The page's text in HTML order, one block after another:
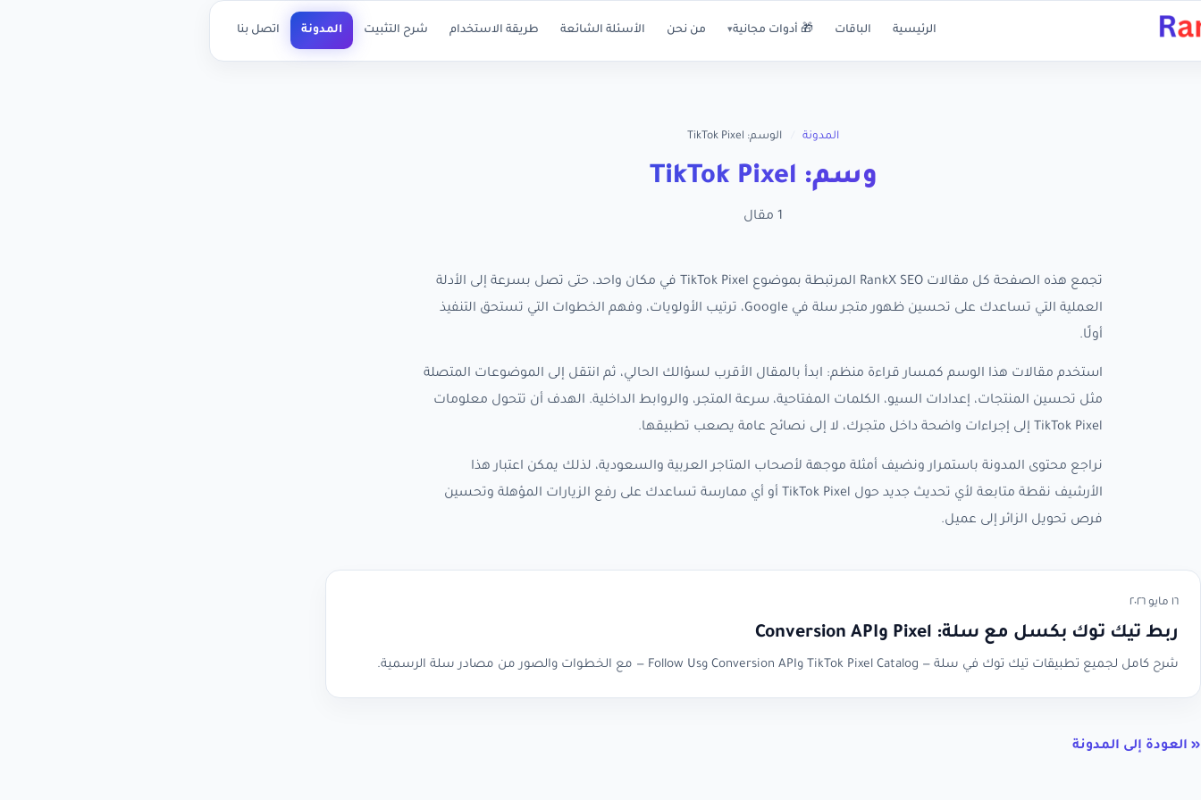
الرئيسية الباقات 🎁 أدوات مجانية▾ من نحن الأسئلة الشائعة طريقة الاستخدام شرح التثبيت المدونة اتصل بنا
المدونة الوسم: TikTok Pixel
وسم: TikTok Pixel
1 مقال
تجمع هذه الصفحة كل مقالات RankX SEO المرتبطة بموضوع TikTok Pixel في مكان واحد، حتى تصل بسرعة إلى الأدلة
العملية التي تساعدك على تحسين ظهور متجر سلة في Google، ترتيب الأولويات، وفهم الخطوات التي تستحق التنفيذ
أولًا.
استخدم مقالات هذا الوسم كمسار قراءة منظم: ابدأ بالمقال الأقرب لسؤالك الحالي، ثم انتقل إلى الموضوعات المتصلة
مثل تحسين المنتجات، إعدادات السيو، الكلمات المفتاحية، سرعة المتجر، والروابط الداخلية. الهدف أن تتحول معلومات
TikTok Pixel إلى إجراءات واضحة داخل متجرك، لا إلى نصائح عامة يصعب تطبيقها.
نراجع محتوى المدونة باستمرار ونضيف أمثلة موجهة لأصحاب المتاجر العربية والسعودية، لذلك يمكن اعتبار هذا
الأرشيف نقطة متابعة لأي تحديث جديد حول TikTok Pixel أو أي ممارسة تساعدك على رفع الزيارات المؤهلة وتحسين
فرص تحويل الزائر إلى عميل.
١٦ مايو ٢٠٢٦
ربط تيك توك بكسل مع سلة: Pixel وConversion API
شرح كامل لجميع تطبيقات تيك توك في سلة — TikTok Pixel Catalog وConversion API وFollow Us — مع الخطوات والصور من مصادر سلة الرسمية.
« العودة إلى المدونة